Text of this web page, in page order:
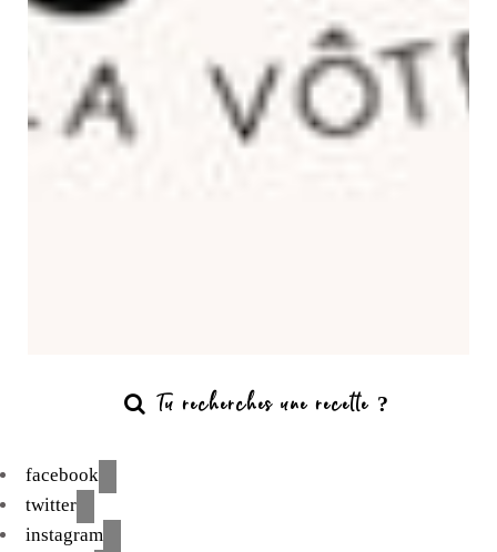
facebook
twitter
instagram